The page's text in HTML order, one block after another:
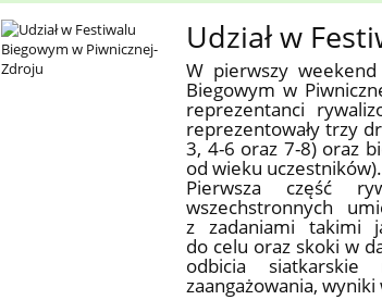
Wiadomości Udział w
W pierwszy weekend
Biegowym w
reprezentanci
reprezentowały trzy
3, 4-6 oraz 7-8) oraz
od wieku uczestników).
Pierwsza część
wszechstronnych
z zadaniami takimi
do celu oraz skoki w
odbicia
zaangażowania,